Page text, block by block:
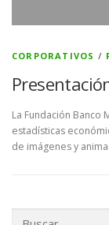
CORPORATIVOS /
La Fundación
estadísticas
de imágenes y